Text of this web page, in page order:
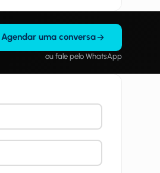
Agendar uma conversa
ou fale pelo WhatsApp